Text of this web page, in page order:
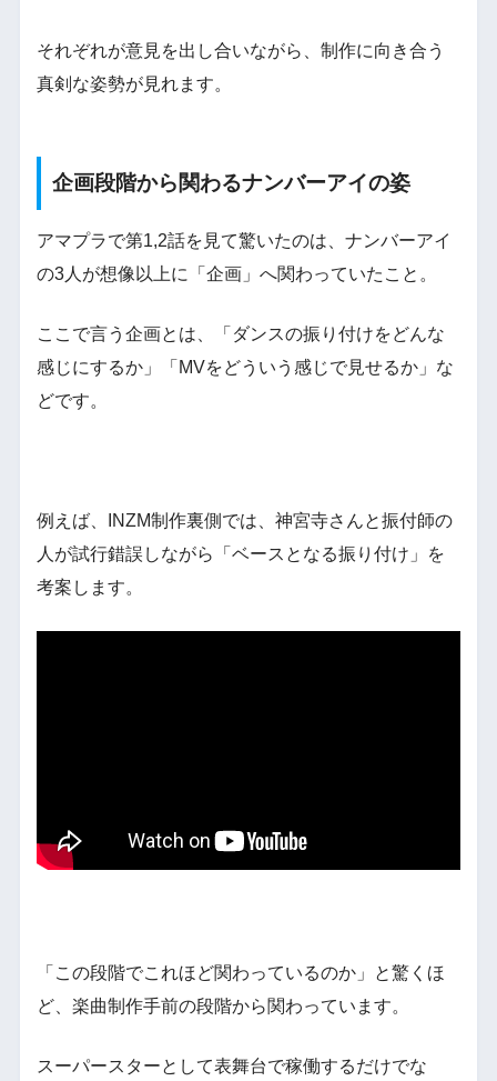
それぞれが意見を出し合いながら、制作に向き合う
真剣な姿勢が見れます。
企画段階から関わるナンバーアイの姿
アマプラで第1,2話を見て驚いたのは、ナンバーアイ
の3人が想像以上に「企画」へ関わっていたこと。
ここで言う企画とは、「ダンスの振り付けをどんな
感じにするか」「MVをどういう感じで見せるか」な
どです。
例えば、INZM制作裏側では、神宮寺さんと振付師の
人が試行錯誤しながら「ベースとなる振り付け」を
考案します。
「この段階でこれほど関わっているのか」と驚くほ
ど、楽曲制作手前の段階から関わっています。
スーパースターとして表舞台で稼働するだけでな